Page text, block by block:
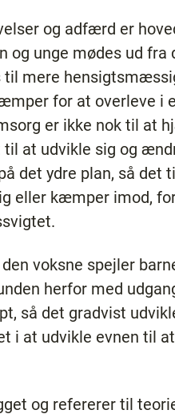
og adfærd er
unge mødes ud fra
mere
for at overleve i
er ikke nok til at
at udvikle sig og
det ydre plan, så det
eller kæmper imod,
voksne spejler
herfor med
så det gradvist
i at udvikle evnen til
og refererer til